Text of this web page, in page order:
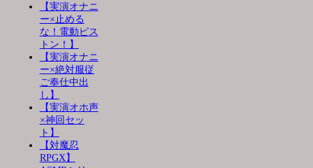
【実演オナニ
ー×止める
な！電動ピス
トン！】
【実演オナニ
ー×絶対服従
ご奉仕中出
し】
【実演オホ声
×神回セッ
ト】
【対魔忍
RPGX】